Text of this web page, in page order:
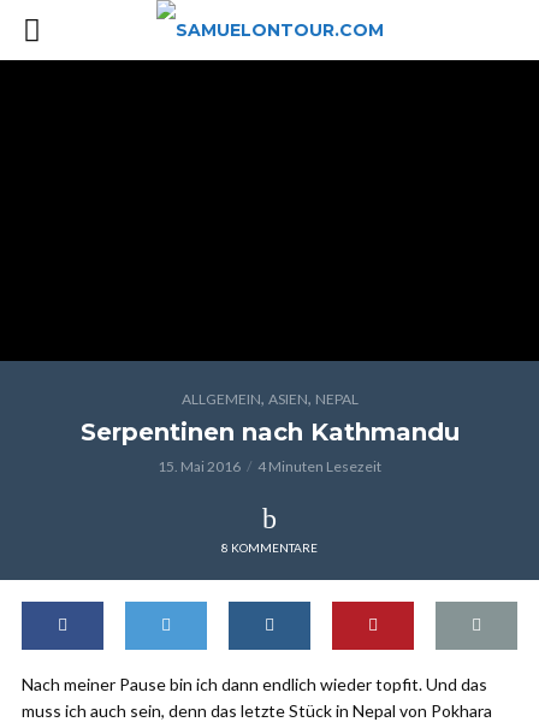
ALLGEMEIN, ASIEN, NEPAL
Serpentinen nach Kathmandu
15. Mai 2016 4 Minuten Lesezeit
8 KOMMENTARE
Nach meiner Pause bin ich dann endlich wieder topfit. Und das
muss ich auch sein, denn das letzte Stück in Nepal von Pokhara